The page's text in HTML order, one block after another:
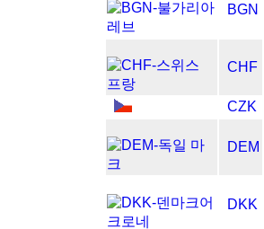
BGN
CHF
CZK
DEM
DKK